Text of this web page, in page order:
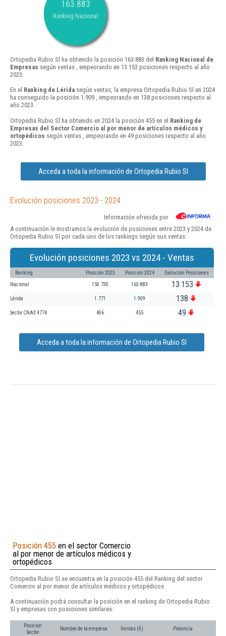
163.883
Ranking Nacional
Ortopedia Rubio Sl ha obtenido la posición 163.883 del Ranking Nacional de
Empresas según ventas , empeorando en 13.153 posiciones respecto al año
2023.
En el Ranking de Lérida según ventas, la empresa Ortopedia Rubio Sl en 2024
ha conseguido la posición 1.909 , empeorando en 138 posiciones respecto al
año 2023.
Ortopedia Rubio Sl ha obtenido en 2024 la posición 455 en el Ranking de
Empresas del Sector Comercio al por menor de artículos médicos y
ortopédicos según ventas , empeorando en 49 posiciones respecto al año
2023.
Acceda a toda la información de Ortopedia Rubio Sl
Evolución posiciones 2023 - 2024
Información ofrecida por
A continuación le mostramos la evolución de posiciones entre 2023 y 2024 de
Ortopedia Rubio Sl por cada uno de los rankings según sus ventas:
Evolución posiciones 2023 vs 2024 - Ventas
Ranking Posición 2023 Posición 2024 Evolución Posiciones
Nacional 150.730 163.883 13.153
Lérida 1.771 1.909 138
Sector CNAE 4774 406 455 49
Acceda a toda la información de Ortopedia Rubio Sl
Posición 455 en el sector Comercio
al por menor de artículos médicos y
ortopédicos
Ortopedia Rubio Sl se encuentra en la posición 455 del Ranking del sector
Comercio al por menor de artículos médicos y ortopédicos.
A continuación podrá consultar la posición en el ranking de Ortopedia Rubio
Sl y empresas con posiciones similares:
Posición
Sector
Nombre de la empresa Ventas (€) Provincia